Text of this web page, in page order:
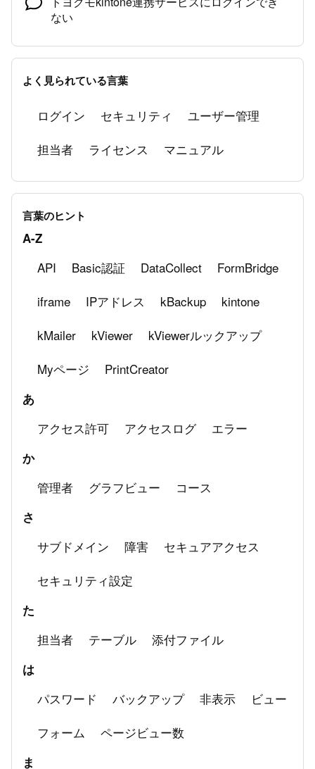
ない
同一環境のトヨクモのkintone連携サービス環
境にライセンスを追加して複数人で利用できま
すか？
フォーム/ビューが公開されていませんという
エラーになる
製品のセキュリティ対策を教えてください
よく見られている言葉
ログイン セキュリティ
ユーザー管理
担当者
ライセンス マニュアル
言葉のヒント
A-Z
API Basic認証 DataCollect
FormBridge
iframe
IPアドレス kBackup
kintone
kMailer
kViewer
kViewerルックアップ
Myページ
PrintCreator
あ
アクセス許可 アクセスログ エラー
か
管理者 グラフビュー コース
さ
サブドメイン 障害
セキュアアクセス
セキュリティ設定
た
担当者 テーブル 添付ファイル
は
パスワード バックアップ 非表示
ビュー
フォーム
ページビュー数
ま